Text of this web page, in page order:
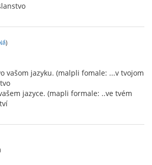
ล์)
vašom jazyku. (malpli fomale: ...v tvojom
jazyce. (mapli formale: ..ve tvém